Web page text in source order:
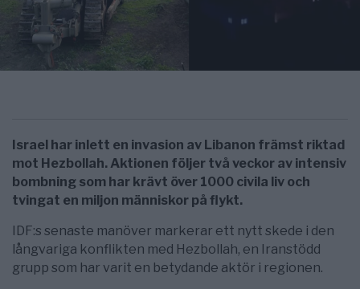
Israel har inlett en invasion av Libanon främst riktad
mot Hezbollah. Aktionen följer två veckor av intensiv
bombning som har krävt över 1000 civila liv och
tvingat en miljon människor på flykt.
IDF:s senaste manöver markerar ett nytt skede i den
långvariga konflikten med Hezbollah, en Iranstödd
grupp som har varit en betydande aktör i regionen.